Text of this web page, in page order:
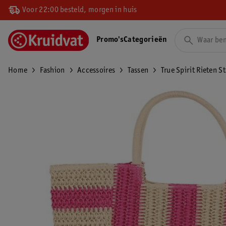
Voor 22:00 besteld, morgen in huis
Promo'sCategorieën
Home Fashion Accessoires Tassen True Spirit Rieten